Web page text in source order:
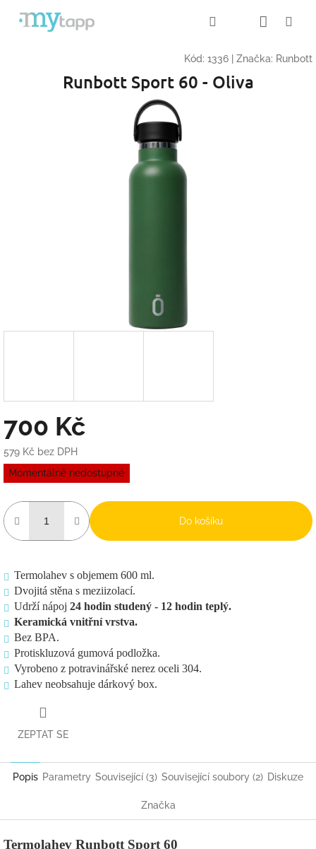
Přihlášení
košík
Kód: 1336 Značka: Runbott
Runbott Sport 60 - Oliva
700 Kč
579 Kč bez DPH
Měrná
cena:
Momentálně nedostupné
Do košíku
Termolahev s objemem 600 ml.
Dvojitá stěna s meziizolací.
Udrží nápoj 24 hodin studený - 12 hodin teplý.
Keramická vnitřní vrstva.
Bez BPA.
Protiskluzová gumová podložka.
Vyrobeno z potravinářské nerez oceli 304.
Lahev neobsahuje dárkový box.
ZEPTAT SE
Popis Parametry Související (3) Související soubory (2) Diskuze
Značka
Termolahev Runbott Sport 60